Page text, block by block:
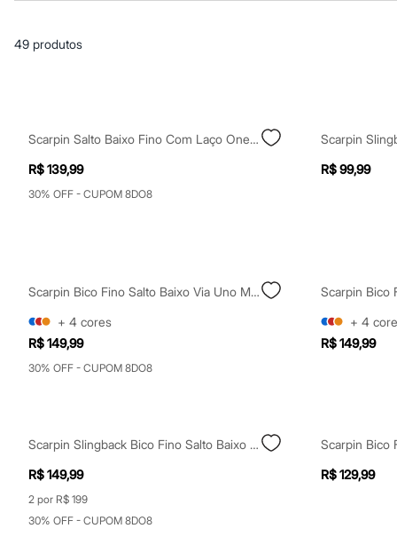
Casacos e Jaquetas
Macacões
Saias
Bonés e Chapéus
Bijoux
Cintos
Óculos
Relógios
Sapatilhas
Marcas
City
Clock House
Mindset
Acessórios
Blusas
Calçados
Leggings
Shorts e Bermudas
Tops
49 produtos
Scarpin Salto Baixo Fino Com Laço Oneself Preto
R$ 139,99
30% OFF - CUPOM 8DO8
R$ 99,99
Scarpin Bico Fino Salto Baixo Via Uno Marrom
+ 4 cores
R$ 149,99
30% OFF - CUPOM 8DO8
+ 4
R$ 149,99
Scarpin Slingback Bico Fino Salto Baixo Bege
R$ 149,99
2 por R$ 199
30% OFF - CUPOM 8DO8
R$ 129,99